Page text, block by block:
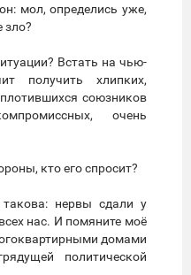
мол, определись уже,
зло?
Встать на чью-
получить хлипких,
союзников
очень
кто его спросит?
такова: нервы сдали у
нас. И помяните моё
домами
политической